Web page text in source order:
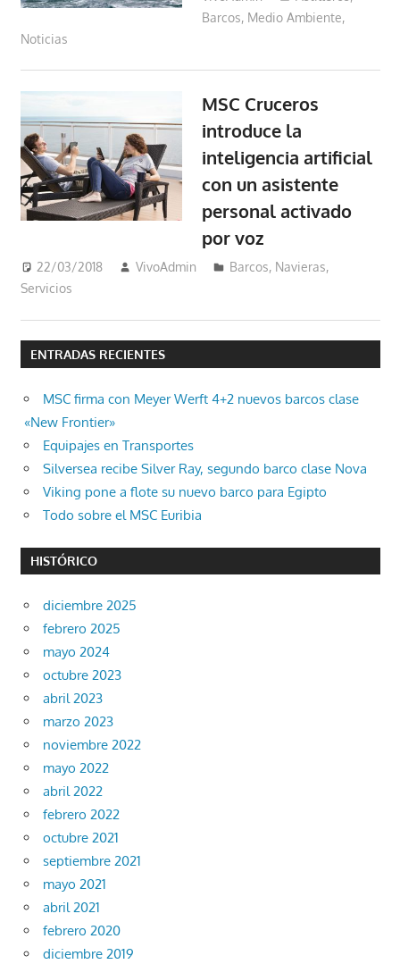
Barcos, Medio Ambiente,
Noticias
MSC Cruceros
introduce la
inteligencia artificial
con un asistente
personal activado
por voz
22/03/2018 VivoAdmin Barcos, Navieras,
Servicios
ENTRADAS RECIENTES
MSC firma con Meyer Werft 4+2 nuevos barcos clase
«New Frontier»
Equipajes en Transportes
Silversea recibe Silver Ray, segundo barco clase Nova
Viking pone a flote su nuevo barco para Egipto
Todo sobre el MSC Euribia
HISTÓRICO
diciembre 2025
febrero 2025
mayo 2024
octubre 2023
abril 2023
marzo 2023
noviembre 2022
mayo 2022
abril 2022
febrero 2022
octubre 2021
septiembre 2021
mayo 2021
abril 2021
febrero 2020
diciembre 2019